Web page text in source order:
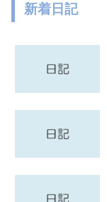
新着日記